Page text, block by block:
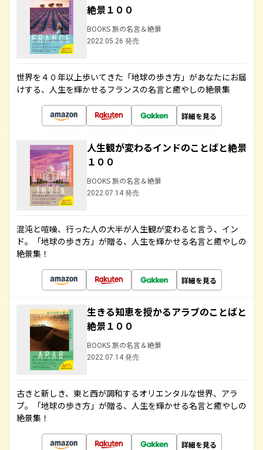
絶景１００
BOOKS 旅の名言＆絶景
2022.05.26 発売
世界を４０年以上歩いてきた「地球の歩き方」があなたにお届
けする、人生を輝かせるフランスの名言と癒やしの絶景集
詳細を見る
人生観が変わるインドのことばと絶景
１００
BOOKS 旅の名言＆絶景
2022.07.14 発売
混沌と喧噪、行った人の大半が人生観が変わると言う、イン
ド。「地球の歩き方」が贈る、人生を輝かせる名言と癒やしの
絶景集！
詳細を見る
生きる知恵を授かるアラブのことばと
絶景１００
BOOKS 旅の名言＆絶景
2022.07.14 発売
古きと新しき、東と西が調和するオリエンタルな世界、アラ
ブ。「地球の歩き方」が贈る、人生を輝かせる名言と癒やしの
絶景集！
詳細を見る